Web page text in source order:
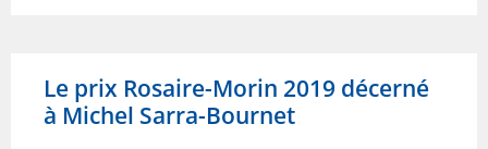
Le prix Rosaire-Morin 2019 décerné
à Michel Sarra-Bournet